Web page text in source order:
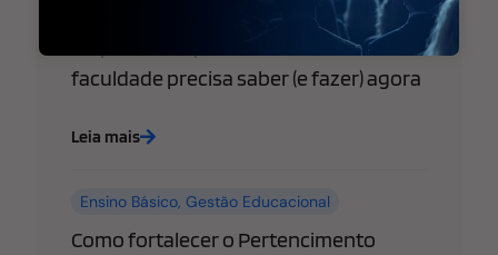
WhatsApp libera “@username” para
empresas: o que sua escola ou
faculdade precisa saber (e fazer) agora
Leia mais
Ensino Básico,Gestão Educacional
Como fortalecer o Pertencimento